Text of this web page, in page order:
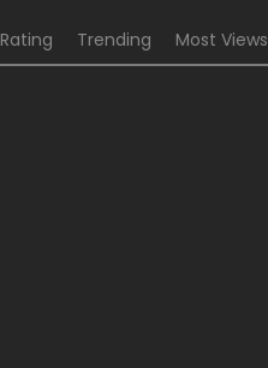
Rating Trending Most Views